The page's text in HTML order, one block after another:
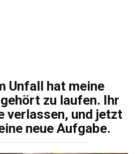
Unfall hat meine
zu laufen. Ihr
verlassen, und jetzt
neue Aufgabe.